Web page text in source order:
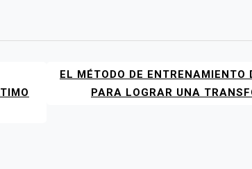
EL MÉTODO DE
PARA LOGRAR UNA